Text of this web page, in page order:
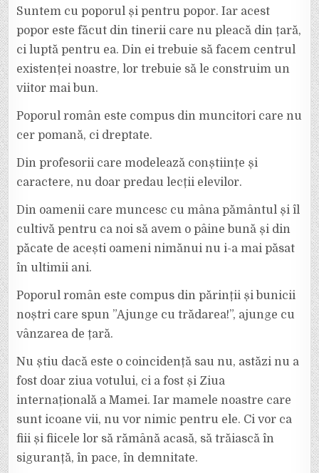
Suntem cu poporul și pentru popor. Iar acest
popor este făcut din tinerii care nu pleacă din țară,
ci luptă pentru ea. Din ei trebuie să facem centrul
existenței noastre, lor trebuie să le construim un
viitor mai bun.
Poporul român este compus din muncitori care nu
cer pomană, ci dreptate.
Din profesorii care modelează conștiințe și
caractere, nu doar predau lecții elevilor.
Din oamenii care muncesc cu mâna pământul și îl
cultivă pentru ca noi să avem o pâine bună și din
păcate de acești oameni nimănui nu i-a mai păsat
în ultimii ani.
Poporul român este compus din părinții și bunicii
noștri care spun ”Ajunge cu trădarea!”, ajunge cu
vânzarea de țară.
Nu știu dacă este o coincidență sau nu, astăzi nu a
fost doar ziua votului, ci a fost și Ziua
internațională a Mamei. Iar mamele noastre care
sunt icoane vii, nu vor nimic pentru ele. Ci vor ca
fiii și fiicele lor să rămână acasă, să trăiască în
siguranță, în pace, în demnitate.